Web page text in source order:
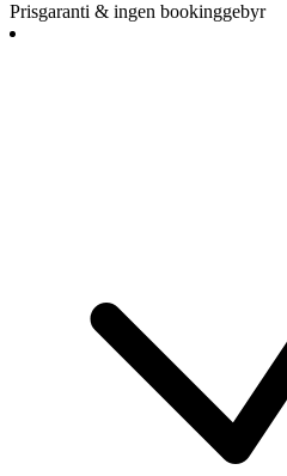
Prisgaranti & ingen bookinggebyr